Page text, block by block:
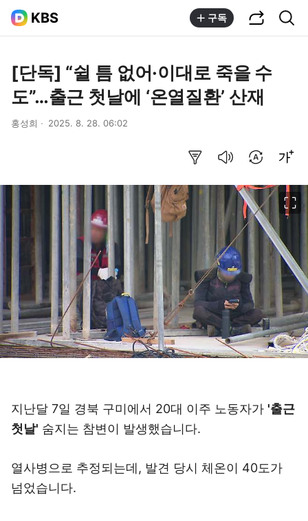
KBS 구독
[단독] “쉴 틈 없어·이대로 죽을 수
도”…출근 첫날에 ‘온열질환’ 산재
홍성희 2025. 8. 28. 06:02
지난달 7일 경북 구미에서 20대 이주 노동자가 '출근
첫날' 숨지는 참변이 발생했습니다.
열사병으로 추정되는데, 발견 당시 체온이 40도가
넘었습니다.